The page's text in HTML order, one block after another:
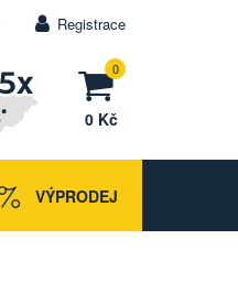
Registrace
0
0 Kč
VÝPRODEJ